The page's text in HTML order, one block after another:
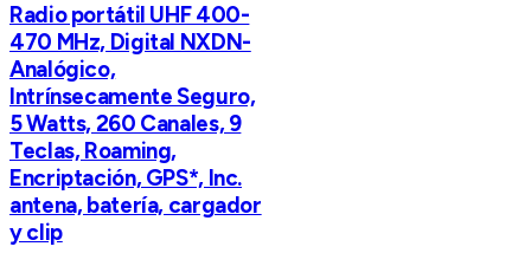
Radio portátil UHF 400-
470 MHz, Digital NXDN-
Analógico,
Intrínsecamente Seguro,
5 Watts, 260 Canales, 9
Teclas, Roaming,
Encriptación, GPS*, Inc.
antena, batería, cargador
y clip